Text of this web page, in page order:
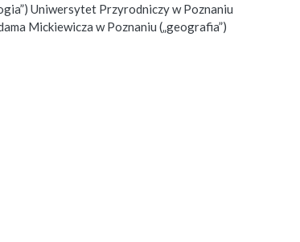
Uniwersytet Przyrodniczy w Poznaniu
Mickiewicza w Poznaniu („geografia”)